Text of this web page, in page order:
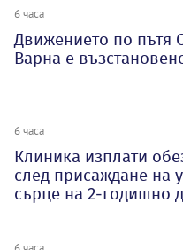
6 часа
Движението по пътя
Варна е
6 часа
Клиника изплати
след присаждане на
сърце на 2-годишно
6 часа